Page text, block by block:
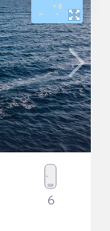
6